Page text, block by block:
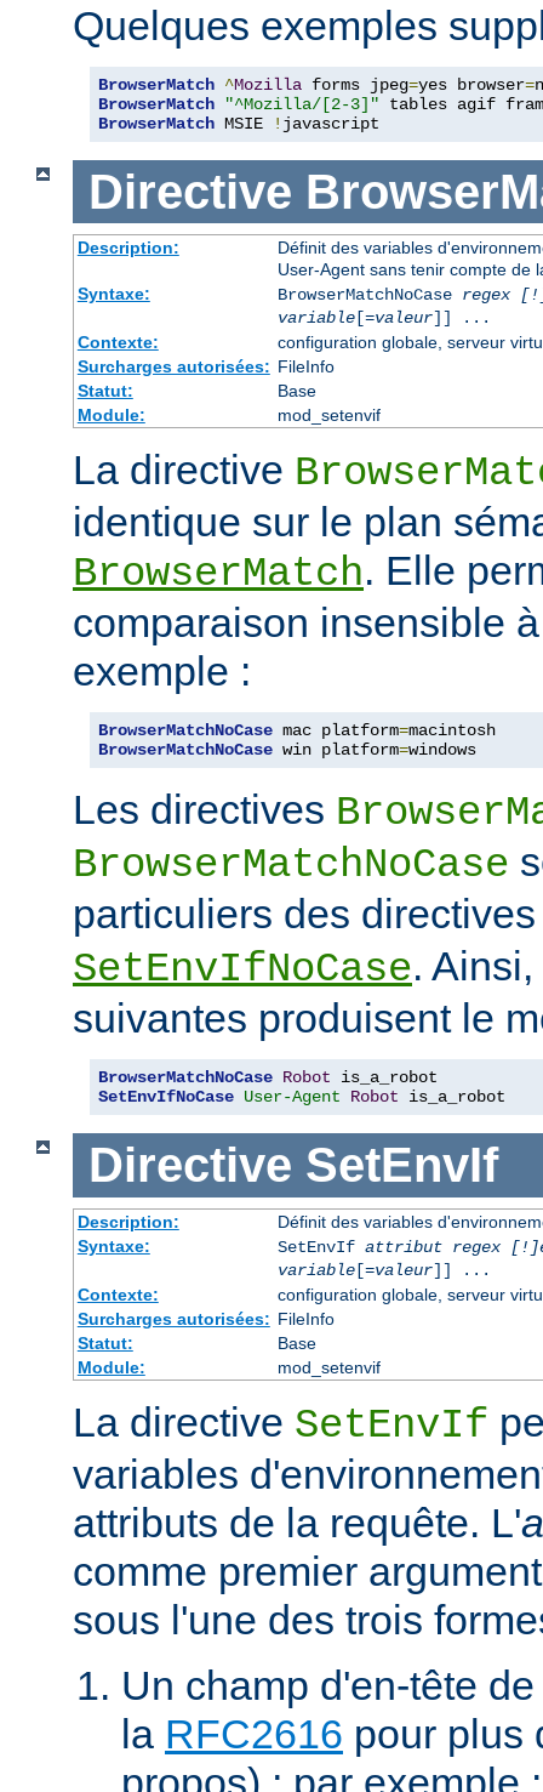
Quelques exemples
BrowserMatch ^Mozilla forms jpeg=yes browser=
BrowserMatch
"^Mozilla/[2-3]"
BrowserMatch MSIE ! javascript
Directive
Description:
Définit des variables
User-Agent sans tenir compte de
Syntaxe:
BrowserMatchNoCase regex
variable[=valeur]] ...
Contexte:
configuration globale, serveur
Surcharges autorisées: FileInfo
Statut:
Base
Module:
mod_setenvif
La directive
identique sur le plan
BrowserMatch. Elle
comparaison insensible
exemple :
BrowserMatchNoCase mac platform=
BrowserMatchNoCase win platform=windows
Les directives
BrowserMatchNoCase
particuliers des
SetEnvIfNoCase.
suivantes produisent le
BrowserMatchNoCase Robot
SetEnvIfNoCase User-Agent Robot is_a_robot
Directive SetEnvIf
Description:
Définit des variables
Syntaxe:
SetEnvIf attribut regex
variable[=valeur]] ...
Contexte:
configuration globale, serveur
Surcharges autorisées: FileInfo
Statut:
Base
Module:
mod_setenvif
La directive SetEnvIf
variables
attributs de la requête. L'
comme premier
sous l'une des trois
Un champ d'en-tête
la RFC2616 pour plus
propos) ; par exemple